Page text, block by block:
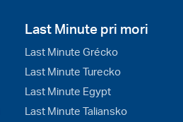
Last Minute pri mori
Last Minute Grécko
Last Minute Turecko
Last Minute Egypt
Last Minute Taliansko